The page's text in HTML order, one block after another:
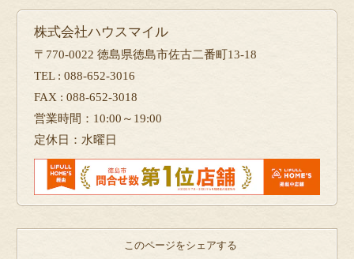
株式会社ハウスマイル
〒770-0022 徳島県徳島市佐古二番町13-18
TEL : 088-652-3016
FAX : 088-652-3018
営業時間：10:00～19:00
定休日：水曜日
このページをシェアする